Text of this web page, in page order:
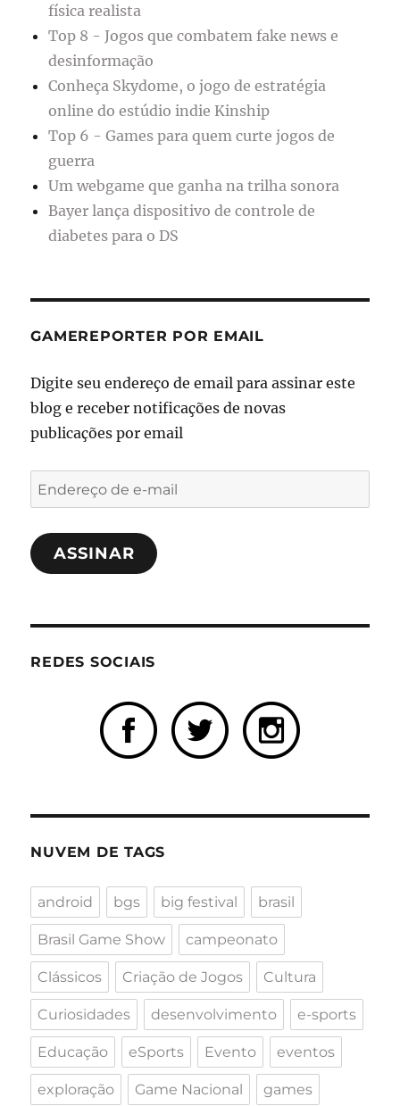
física realista
Top 8 - Jogos que combatem fake news e
desinformação
Conheça Skydome, o jogo de estratégia
online do estúdio indie Kinship
Top 6 - Games para quem curte jogos de
guerra
Um webgame que ganha na trilha sonora
Bayer lança dispositivo de controle de
diabetes para o DS
GAMEREPORTER POR EMAIL
Digite seu endereço de email para assinar este
blog e receber notificações de novas
publicações por email
Endereço
de
e-
mailASSINAR
REDES SOCIAIS
NUVEM DE TAGS
android bgs big festival brasil
Brasil Game Show campeonato
Clássicos Criação de Jogos Cultura
Curiosidades desenvolvimento e-sports
Educação eSports Evento eventos
exploração Game Nacional games